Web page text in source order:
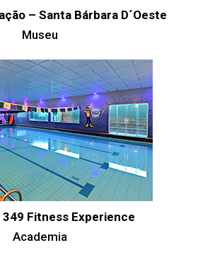
– Santa Bárbara D´Oeste
Museu
349 Fitness Experience
Academia